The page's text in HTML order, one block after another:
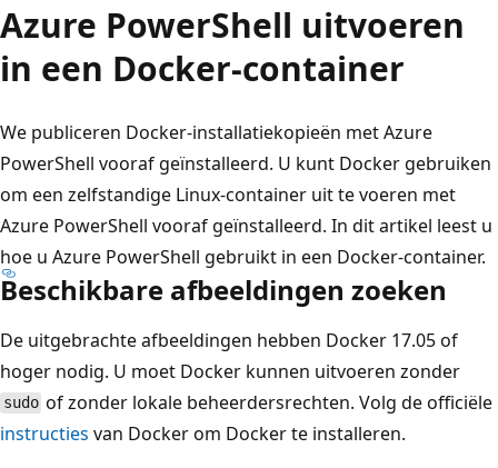
Azure PowerShell uitvoeren
in een Docker-container
We publiceren Docker-installatiekopieën met Azure
PowerShell vooraf geïnstalleerd. U kunt Docker gebruiken
om een zelfstandige Linux-container uit te voeren met
Azure PowerShell vooraf geïnstalleerd. In dit artikel leest u
hoe u Azure PowerShell gebruikt in een Docker-container.
Beschikbare afbeeldingen zoeken
De uitgebrachte afbeeldingen hebben Docker 17.05 of
hoger nodig. U moet Docker kunnen uitvoeren zonder
sudo of zonder lokale beheerdersrechten. Volg de officiële
instructies van Docker om Docker te installeren.